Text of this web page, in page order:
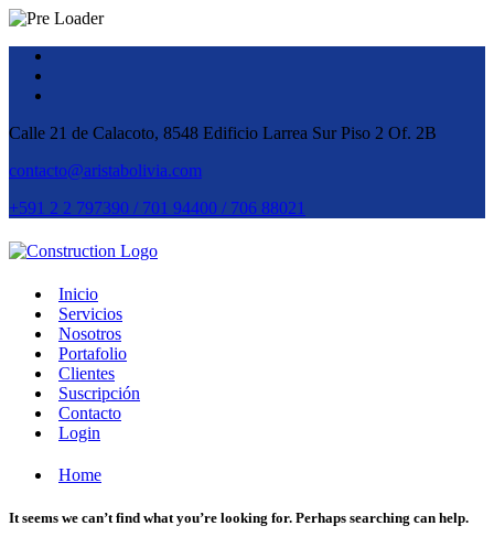
Calle 21 de Calacoto, 8548 Edificio Larrea Sur Piso 2 Of. 2B
contacto@aristabolivia.com
+591 2 2 797390 / 701 94400 / 706 88021
Inicio
Servicios
Nosotros
Portafolio
Clientes
Suscripción
Contacto
Login
Home
It seems we can’t find what you’re looking for. Perhaps searching can help.